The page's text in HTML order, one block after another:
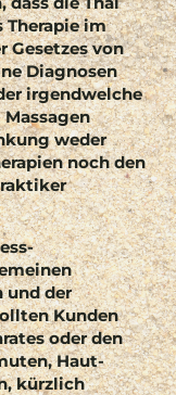
Therapie im
Gesetzes von
Diagnosen
irgendwelche
weder
noch den
und der
Kunden
oder den
Haut-
kürzlich